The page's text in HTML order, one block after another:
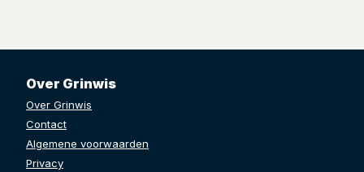
Over Grinwis
Over Grinwis
Contact
Algemene voorwaarden
Privacy